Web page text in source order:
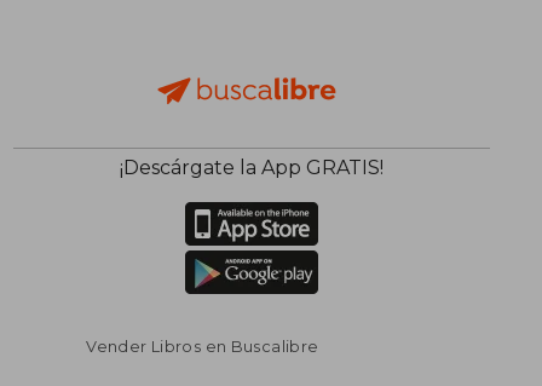
$ 33.277
¡Descárgate la App GRATIS!
Vender Libros en Buscalibre